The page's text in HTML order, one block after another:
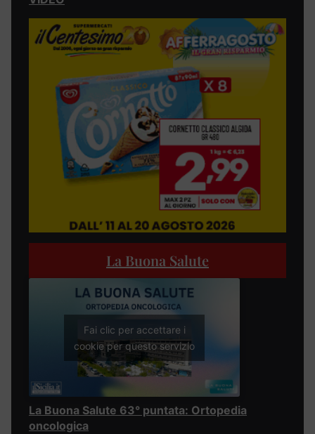
La Buona Salute
Fai clic per accettare i
cookie per questo servizio
La Buona Salute 63° puntata: Ortopedia
oncologica